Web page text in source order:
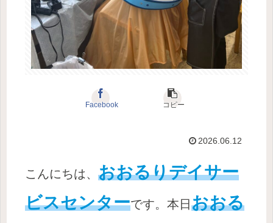
Facebook コピー
2026.06.12
こんにちは、 おおるりデイサー
ビスセンターです。本日 おおる